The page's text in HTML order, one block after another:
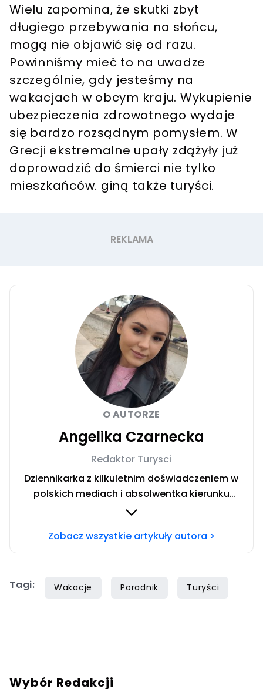
Wielu zapomina, że skutki zbyt
długiego przebywania na słońcu,
mogą nie objawić się od razu.
Powinniśmy mieć to na uwadze
szczególnie, gdy jesteśmy na
wakacjach w obcym kraju. Wykupienie
ubezpieczenia zdrowotnego wydaje
się bardzo rozsądnym pomysłem. W
Grecji ekstremalne upały zdążyły już
doprowadzić do śmierci nie tylko
mieszkańców. giną także turyści.
O AUTORZE
Angelika Czarnecka
Redaktor Turysci
Dziennikarka z kilkuletnim doświadczeniem w
polskich mediach i absolwentka kierunku
Dziennikarstwo i Komunikacja Społeczna w
Miłośniczka włoskich regionów. Uwielbiam
Zobacz wszystkie artykuły autora >
Tagi: Wakacje Poradnik Turyści
Wybór Redakcji